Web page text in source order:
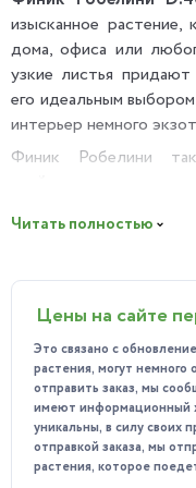
изысканное растение,
дома, офиса или
узкие листья
его идеальным
интерьер немного
Финик Робелини
умеренный полив. В
регулярно, а в
хорошо переносит
регулярно
здорового вида.
Предпочитает
градусов
кратковременные
Читать полностью
Цены на сайте
Это связано с
растения, могут немного
отправить заказ, мы
имеют информационный
уникальны, в силу своих
отправкой заказа, мы
растения, которое